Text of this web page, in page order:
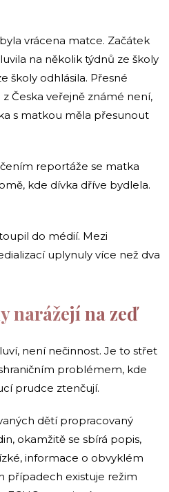
vrácena matce. Začátek
na několik týdnů ze školy
školy odhlásila. Přesné
Česka veřejně známé není,
s matkou měla přesunout
reportáže se matka
kde dívka dříve bydlela.
do médií. Mezi
uplynuly více než dva
narážejí na zeď
není nečinnost. Je to střet
problémem, kde
prudce ztenčují.
dětí propracovaný
okamžitě se sbírá popis,
informace o obvyklém
případech existuje režim